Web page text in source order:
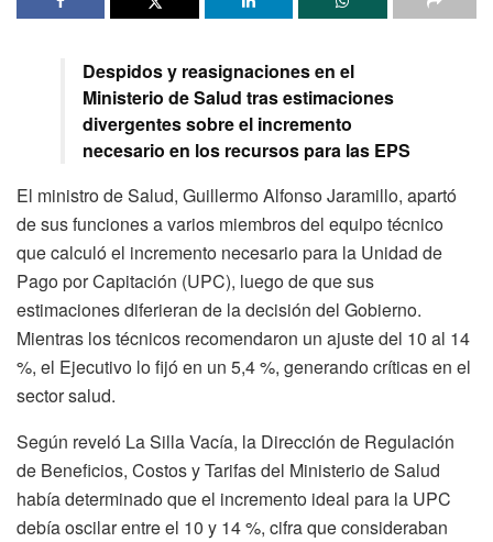
Despidos y reasignaciones en el
Ministerio de Salud tras estimaciones
divergentes sobre el incremento
necesario en los recursos para las EPS
El ministro de Salud, Guillermo Alfonso Jaramillo, apartó
de sus funciones a varios miembros del equipo técnico
que calculó el incremento necesario para la Unidad de
Pago por Capitación (UPC), luego de que sus
estimaciones diferieran de la decisión del Gobierno.
Mientras los técnicos recomendaron un ajuste del 10 al 14
%, el Ejecutivo lo fijó en un 5,4 %, generando críticas en el
sector salud.
Según reveló La Silla Vacía, la Dirección de Regulación
de Beneficios, Costos y Tarifas del Ministerio de Salud
había determinado que el incremento ideal para la UPC
debía oscilar entre el 10 y 14 %, cifra que consideraban